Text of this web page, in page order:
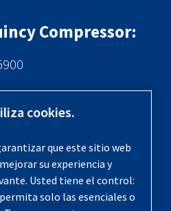
Compressor:
cookies.
que este sitio web
su experiencia y
Usted tiene el control:
solo las esenciales o